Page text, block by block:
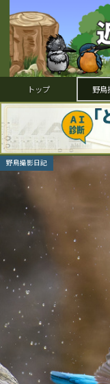
トップ 野鳥
野鳥撮影日記